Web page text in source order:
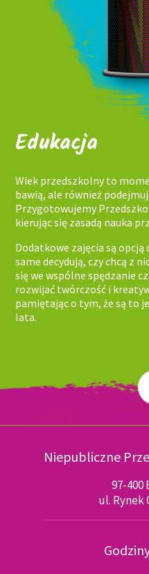
Edukacja
Wiek przedszkolny to
bawią, ale również
Przygotowujemy
kierując się zasadą nauka
Dodatkowe zajęcia są
same decydują, czy chcą z
się we wspólne spędzanie
rozwijać twórczość i
pamiętając o tym, że są to
lata.
Niepubliczne
97-400
ul. Rynek